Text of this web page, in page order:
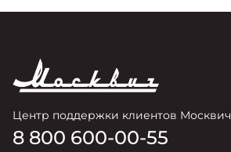
Центр поддержки клиентов Москвич
8 800 600-00-55